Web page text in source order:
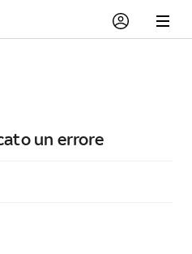
un errore